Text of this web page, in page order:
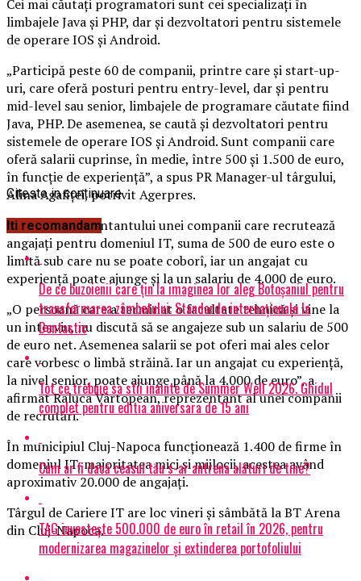
Cei mai căutaţi programatori sunt cei specializaţi în
limbajele Java şi PHP, dar şi dezvoltatori pentru sistemele
de operare IOS şi Android.
„Participă peste 60 de companii, printre care şi start-up-
uri, care oferă posturi pentru entry-level, dar şi pentru
mid-level sau senior, limbajele de programare căutate fiind
Java, PHP. De asemenea, se caută şi dezvoltatori pentru
sistemele de operare IOS şi Android. Sunt companii care
oferă salarii cuprinse, în medie, între 500 şi 1.500 de euro,
în funcţie de experienţă”, a spus PR Manager-ul târgului,
Alina Agafiţei, potrivit Agerpres.
Potrivit reprezentantului unei companii care recrutează
angajaţi pentru domeniul IT, suma de 500 de euro este o
limită sub care nu se poate coborî, iar un angajat cu
experienţă poate ajunge şi la un salariu de 4.000 de euro.
„O persoană care a terminat o facultate tehnică şi vine la
un interviu, nu discută să se angajeze sub un salariu de 500
de euro net. Asemenea salarii se pot oferi mai ales celor
care vorbesc o limbă străină. Iar un angajat cu experienţă,
la nivel senior, poate ajunge până la 4.000 de euro”, a
afirmat Raluca Vârtopean, reprezentant al unei companii
de recrutări.
În municipiul Cluj-Napoca funcţionează 1.400 de firme în
domeniul IT, majoritatea mici şi mijlocii, acestea având
aproximativ 20.000 de angajaţi.
Târgul de Cariere IT are loc vineri şi sâmbătă la BT Arena
din Cluj-Napoca.
Citeste in continuare
Iti recomandam
De ce buzoienii care țin la imaginea lor aleg Botoșaniul pentru
transformarea zâmbetului: Standarde internaționale la
Dentastic
Tot ce trebuie sa stii inainte de Summer Well 2026. Ghidul
complet pentru editia aniversara de 15 ani
Cum ar fi dacă ceasul tău s-ar antrena alături de tine?
TAG investește 500.000 de euro în retail în 2026, pentru
modernizarea magazinelor și extinderea portofoliului